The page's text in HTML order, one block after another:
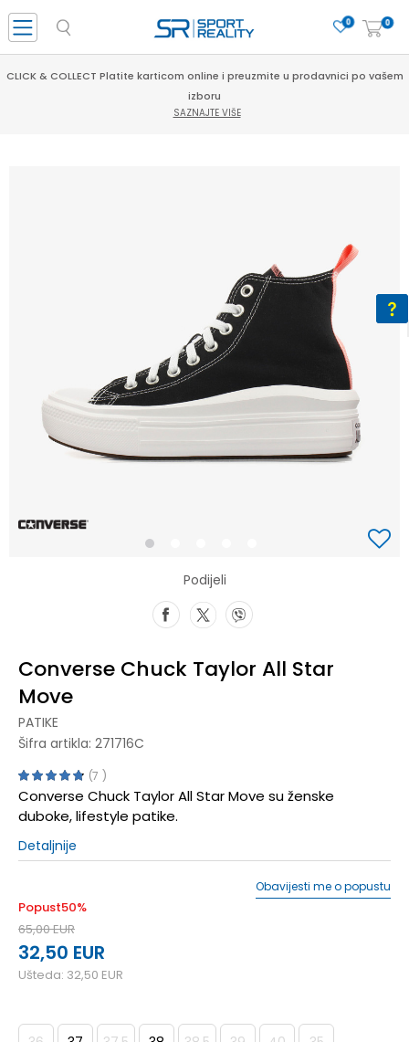
0
0
CLICK & COLLECT Platite karticom online i preuzmite u prodavnici po vašem
izboru
SAZNAJTE VIŠE
1
Podijeli
Converse Chuck Taylor All Star
Move
PATIKE
Šifra artikla: 271716C
7
Converse Chuck Taylor All Star Move su ženske
duboke, lifestyle patike.
Detaljnije
Popust50%
65,00EUR
32,50 EUR
Ušteda: 32,50 EUR
Obavijesti me o popustu